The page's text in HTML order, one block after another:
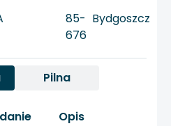
85-
676
Bydgoszcz
Pilna
Opis